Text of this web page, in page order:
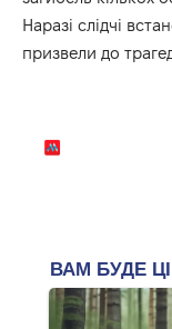
Наразі слідчі
призвели до